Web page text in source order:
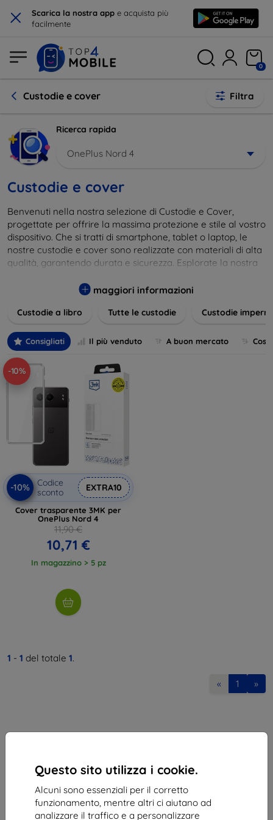
× Scarica la nostra app e acquista più
facilmente
Questo sito utilizza i cookie.
Alcuni sono essenziali per il corretto
funzionamento, mentre altri ci aiutano ad
analizzare il traffico e a personalizzare
0
Custodie e cover Filtra
Ricerca rapida
OnePlus Nord 4
Custodie e cover
Benvenuti nella nostra selezione di Custodie e Cover,
progettate per offrire la massima protezione e stile al vostro
dispositivo. Che si tratti di smartphone, tablet o laptop, le
nostre custodie e cover sono realizzate con materiali di alta
qualità, garantendo durata e sicurezza. Esplorate la nostra
esigenza e gusto. Proteggete il vostro dispositivo con le
maggiori informazioni
Custodie a libro Tutte le custodie Custodie
Consigliati Il più venduto A buon mercato
-10%
-10%
Codice
sconto
EXTRA10
Cover trasparente 3MK per
OnePlus Nord 4
11,90 €
10,71 €
In magazzino > 5 pz
1 - 1 del totale 1.
« 1 »
Shield-Sk s.r.o.
Via Rudolfa Mocka 3750/2A
841 04 Bratislava